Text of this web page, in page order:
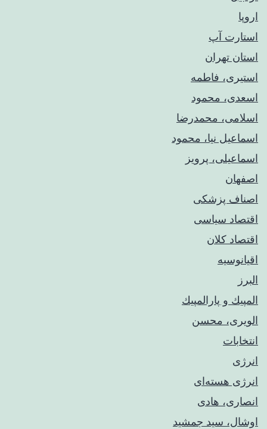
اروپا
استارت آپ
استان تهران
استیری، فاطمه
اسعدی، محمود
اسلامی، محمدرضا
اسماعیل نیا، محمود
اسماعیلی، پرویز
اصفهان
اصناف پزشکی
اقتصاد سیاسی
اقتصاد کلان
اقیانوسیه
البرز
المپيك و پارالمپيك
الویری، محسن
انتخابات
انرژی
انرژی هسته‌ای
انصاری، هادی
اوشال، سید جمشید